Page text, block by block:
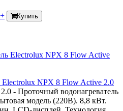
+ Купить
Electrolux NPX 8 Flow Active 2.0
- Проточный водонагреватель
модель (220В). 8,8 кВт.